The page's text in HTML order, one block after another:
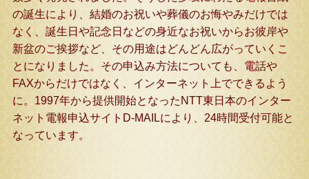
の誕生により、結婚のお祝いや葬儀のお悔やみだけでは
なく、誕生日や記念日などの身近なお祝いからお彼岸や
新盆のご挨拶など、その用途はどんどん広がっていくこ
とになりました。その申込み方法についても、電話や
FAXからだけではなく、インターネット上でできるよう
に。1997年から提供開始となったNTT東日本のインター
ネット電報申込サイトD-MAILにより、24時間受付可能と
なっています。